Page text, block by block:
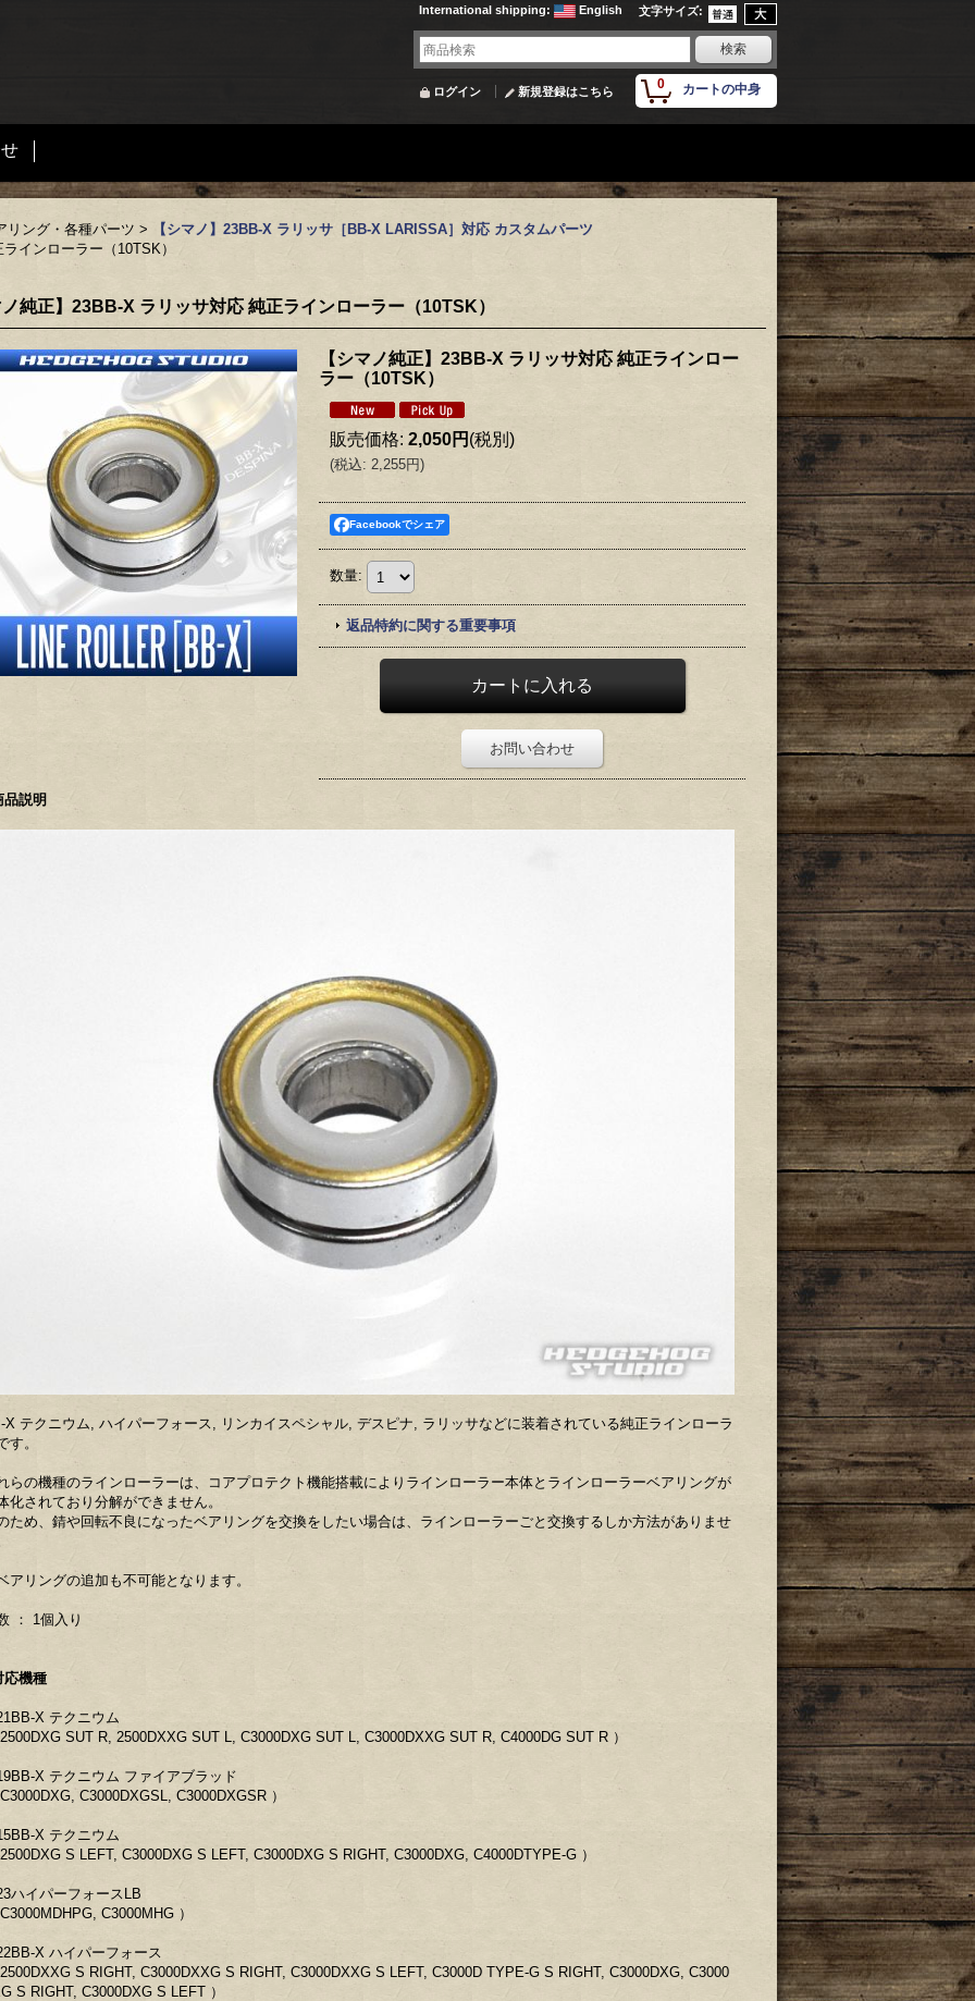
文字サイズ:
International shipping: English
0 カートの中身
ログイン 新規登録はこちら
リング・各種パーツ >
【シマノ】23BB-X ラリッサ［BB-X LARISSA］対応 カスタムパーツ
インローラー（10TSK）
純正】23BB-X ラリッサ対応 純正ラインローラー（10TSK）
【シマノ純正】23BB-X ラリッサ対応 純正ラインロー
ラー（10TSK）
販売価格: 2,050円 (税別)
(税込: 2,255円)
Facebookでシェア
数量:
返品特約に関する重要事項
お問い合わせ
品説明
X テクニウム, ハイパーフォース, リンカイスペシャル, デスピナ, ラリッサなどに装着されている純正ラインローラ
す。
らの機種のラインローラーは、コアプロテクト機能搭載によりラインローラー本体とラインローラーベアリングが
化されており分解ができません。
ため、錆や回転不良になったベアリングを交換をしたい場合は、ラインローラーごと交換するしか方法がありませ
アリングの追加も不可能となります。
： 1個入り
応機種
X テクニウム
SUT R, 2500DXXG SUT L, C3000DXG SUT L, C3000DXXG SUT R, C4000DG SUT R ）
X テクニウム ファイアブラッド
C3000DXGSL, C3000DXGSR ）
X テクニウム
S LEFT, C3000DXG S LEFT, C3000DXG S RIGHT, C3000DXG, C4000DTYPE-G ）
ハイパーフォースLB
C3000MHG ）
X ハイパーフォース
S RIGHT, C3000DXXG S RIGHT, C3000DXXG S LEFT, C3000D TYPE-G S RIGHT, C3000DXG, C3000
S RIGHT, C3000DXG S LEFT ）